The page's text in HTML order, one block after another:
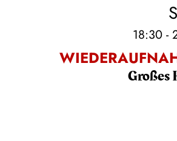
18:30 -
Großes